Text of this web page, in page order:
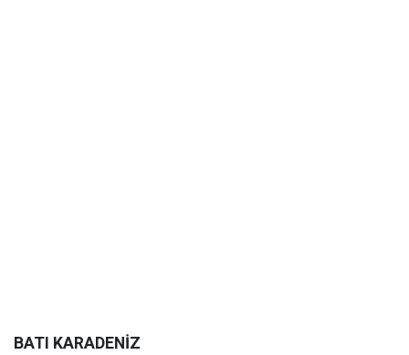
BATI KARADENİZ